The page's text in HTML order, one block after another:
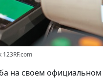
на своем официальном